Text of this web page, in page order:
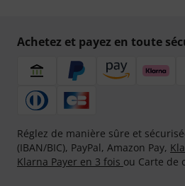
Achetez et payez en toute
Réglez de manière sûre et
(IBAN/BIC), PayPal, Amazon Pay,
Klarna Payer en 3 fois ou Carte de